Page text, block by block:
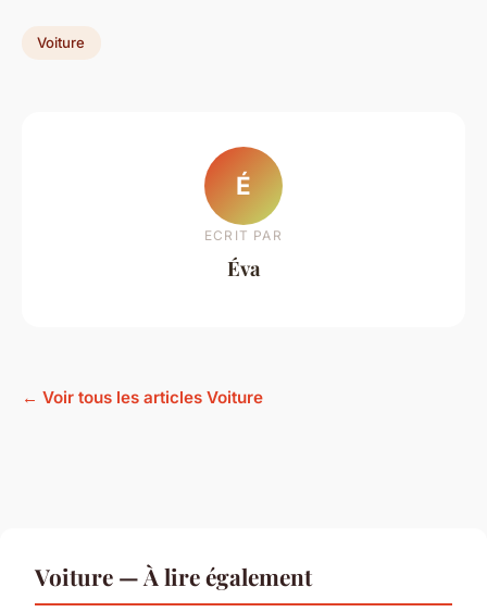
Voiture
É
ECRIT PAR
Éva
← Voir tous les articles Voiture
Voiture — À lire également